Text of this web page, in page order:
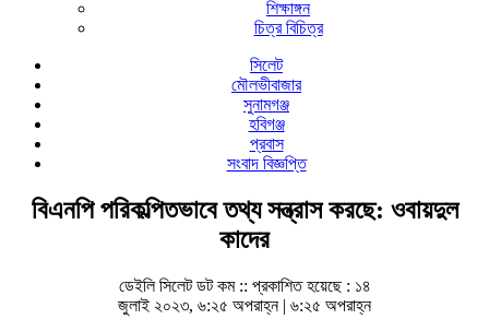
শিক্ষাঙ্গন
চিত্র বিচিত্র
সিলেট
মৌলভীবাজার
সুনামগঞ্জ
হবিগঞ্জ
প্রবাস
সংবাদ বিজ্ঞপ্তি
বিএনপি পরিকল্পিতভাবে তথ্য সন্ত্রাস করছে: ওবায়দুল
কাদের
ডেইলি সিলেট ডট কম :: প্রকাশিত হয়েছে : ১৪
জুলাই ২০২৩, ৬:২৫ অপরাহ্ন | ৬:২৫ অপরাহ্ন